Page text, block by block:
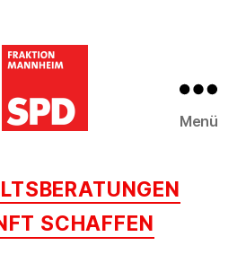
Mannheim
Menü
Kategorien
SCHAFFEN